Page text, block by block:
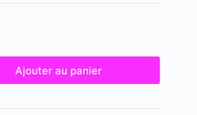
Ajouter au panier